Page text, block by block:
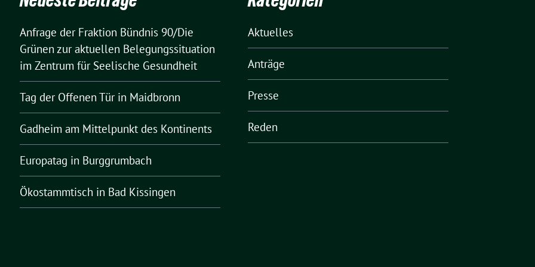
Anfrage der Fraktion Bündnis 90/Die
Grünen zur aktuellen Belegungssituation
im Zentrum für Seelische Gesundheit
Tag der Offenen Tür in Maidbronn
Gadheim am Mittelpunkt des Kontinents
Europatag in Burggrumbach
Ökostammtisch in Bad Kissingen
Aktuelles
Anträge
Presse
Reden